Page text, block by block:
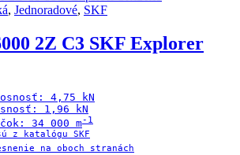
, Jednoradové, SKF
2Z C3 SKF Explorer
4,75 kN
1,96 kN
34 000 m-1
z katalógu SKF
na oboch stranách